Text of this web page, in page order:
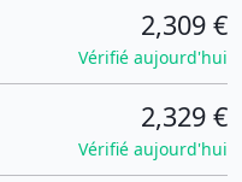
2,309 €
Vérifié aujourd'hui
2,329 €
Vérifié aujourd'hui